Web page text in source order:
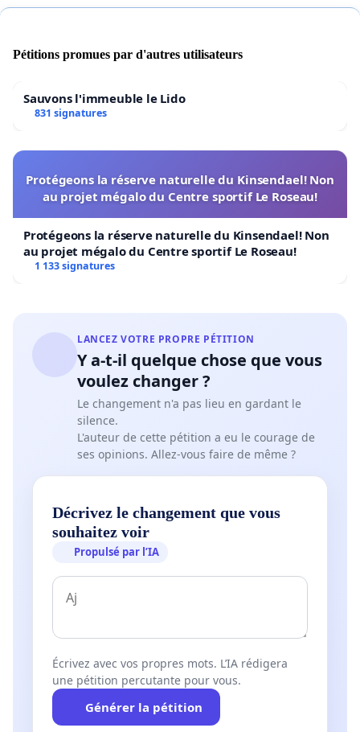
Pétitions promues par d'autres utilisateurs
Sauvons l'immeuble le Lido
831 signatures
Protégeons la réserve naturelle du Kinsendael! Non
au projet mégalo du Centre sportif Le Roseau!
Protégeons la réserve naturelle du Kinsendael! Non
au projet mégalo du Centre sportif Le Roseau!
1 133 signatures
LANCEZ VOTRE PROPRE PÉTITION
Y a-t-il quelque chose que vous
voulez changer ?
Le changement n'a pas lieu en gardant le
silence.
L'auteur de cette pétition a eu le courage de
ses opinions. Allez-vous faire de même ?
Décrivez le changement que vous
souhaitez voir
Propulsé par l’IA
Écrivez avec vos propres mots. L’IA rédigera
une pétition percutante pour vous.
Générer la pétition